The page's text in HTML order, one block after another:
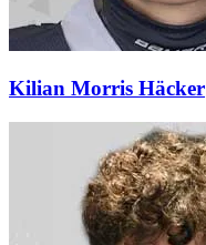
Kilian Morris Häcker